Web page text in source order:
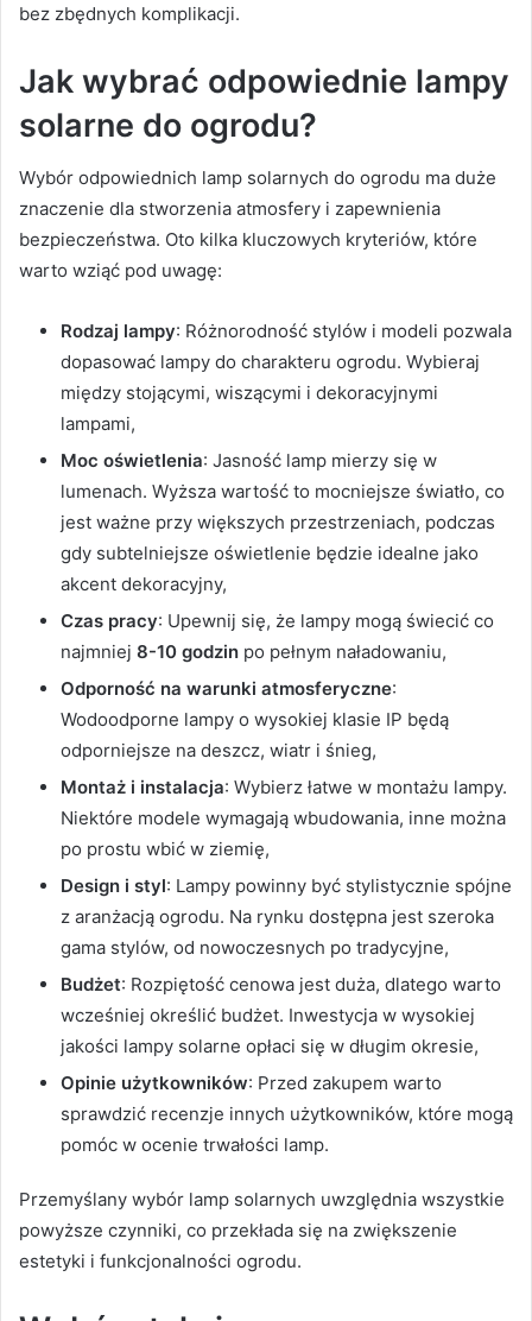
bez zbędnych komplikacji.
Jak wybrać odpowiednie lampy
solarne do ogrodu?
Wybór odpowiednich lamp solarnych do ogrodu ma duże
znaczenie dla stworzenia atmosfery i zapewnienia
bezpieczeństwa. Oto kilka kluczowych kryteriów, które
warto wziąć pod uwagę:
Rodzaj lampy: Różnorodność stylów i modeli pozwala
dopasować lampy do charakteru ogrodu. Wybieraj
między stojącymi, wiszącymi i dekoracyjnymi
lampami,
Moc oświetlenia: Jasność lamp mierzy się w
lumenach. Wyższa wartość to mocniejsze światło, co
jest ważne przy większych przestrzeniach, podczas
gdy subtelniejsze oświetlenie będzie idealne jako
akcent dekoracyjny,
Czas pracy: Upewnij się, że lampy mogą świecić co
najmniej 8-10 godzin po pełnym naładowaniu,
Odporność na warunki atmosferyczne:
Wodoodporne lampy o wysokiej klasie IP będą
odporniejsze na deszcz, wiatr i śnieg,
Montaż i instalacja: Wybierz łatwe w montażu lampy.
Niektóre modele wymagają wbudowania, inne można
po prostu wbić w ziemię,
Design i styl: Lampy powinny być stylistycznie spójne
z aranżacją ogrodu. Na rynku dostępna jest szeroka
gama stylów, od nowoczesnych po tradycyjne,
Budżet: Rozpiętość cenowa jest duża, dlatego warto
wcześniej określić budżet. Inwestycja w wysokiej
jakości lampy solarne opłaci się w długim okresie,
Opinie użytkowników: Przed zakupem warto
sprawdzić recenzje innych użytkowników, które mogą
pomóc w ocenie trwałości lamp.
Przemyślany wybór lamp solarnych uwzględnia wszystkie
powyższe czynniki, co przekłada się na zwiększenie
estetyki i funkcjonalności ogrodu.